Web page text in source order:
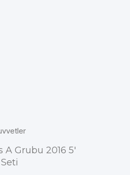
A Grubu 2016 5'